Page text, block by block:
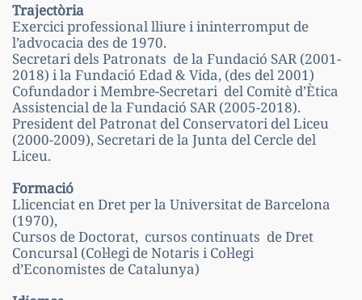
Trajectòria
Exercici professional lliure i ininterromput de
l’advocacia des de 1970.
Secretari dels Patronats de la Fundació SAR (2001-
2018) i la Fundació Edad & Vida, (des del 2001)
Cofundador i Membre-Secretari del Comitè d’Ètica
Assistencial de la Fundació SAR (2005-2018).
President del Patronat del Conservatori del Liceu
(2000-2009), Secretari de la Junta del Cercle del
Liceu.
Formació
Llicenciat en Dret per la Universitat de Barcelona
(1970),
Cursos de Doctorat, cursos continuats de Dret
Concursal (Col·legi de Notaris i Col·legi
d’Economistes de Catalunya)